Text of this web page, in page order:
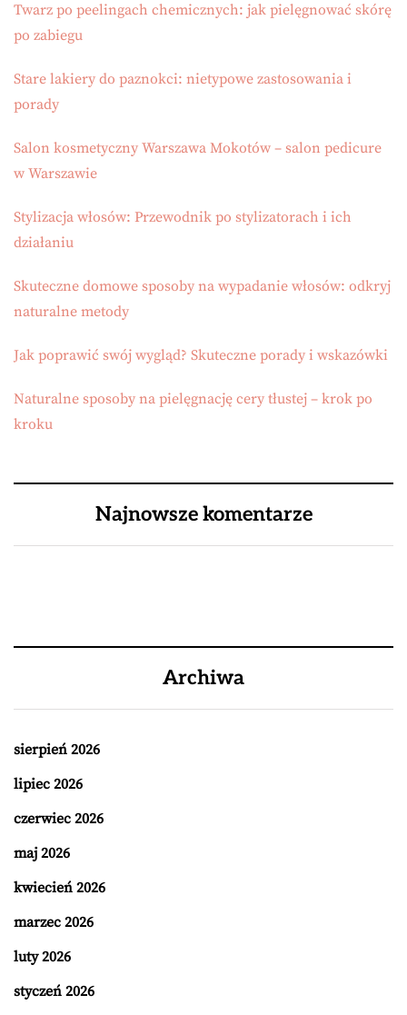
Twarz po peelingach chemicznych: jak pielęgnować skórę
po zabiegu
Stare lakiery do paznokci: nietypowe zastosowania i
porady
Salon kosmetyczny Warszawa Mokotów – salon pedicure
w Warszawie
Stylizacja włosów: Przewodnik po stylizatorach i ich
działaniu
Skuteczne domowe sposoby na wypadanie włosów: odkryj
naturalne metody
Jak poprawić swój wygląd? Skuteczne porady i wskazówki
Naturalne sposoby na pielęgnację cery tłustej – krok po
kroku
Najnowsze komentarze
Archiwa
sierpień 2026
lipiec 2026
czerwiec 2026
maj 2026
kwiecień 2026
marzec 2026
luty 2026
styczeń 2026